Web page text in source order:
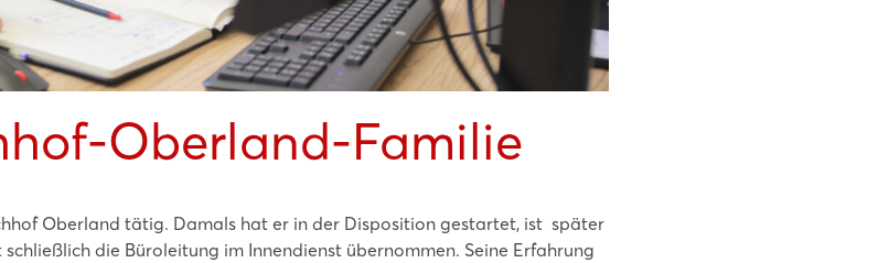
Oberland-Familie
Oberland tätig. Damals hat er in der Disposition gestartet, ist später
die Büroleitung im Innendienst übernommen. Seine Erfahrung